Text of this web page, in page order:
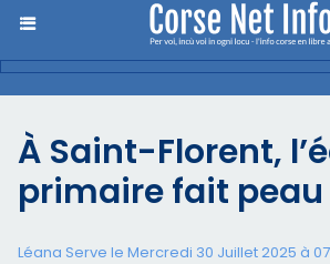
À Saint-Florent,
primaire fait
Léana Serve le Mercredi 30 Juillet 2025 à